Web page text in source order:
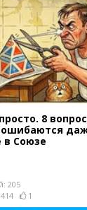
8
ошибаются
Союзе
205
1